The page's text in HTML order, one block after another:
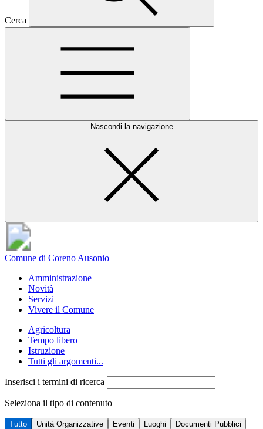
Cerca
Nascondi la navigazione
Comune di Coreno Ausonio
Amministrazione
Novità
Servizi
Vivere il Comune
Agricoltura
Tempo libero
Istruzione
Tutti gli argomenti...
Inserisci i termini di ricerca
Seleziona il tipo di contenuto
Tutto Unità Organizzative Eventi Luoghi
Documenti Pubblici